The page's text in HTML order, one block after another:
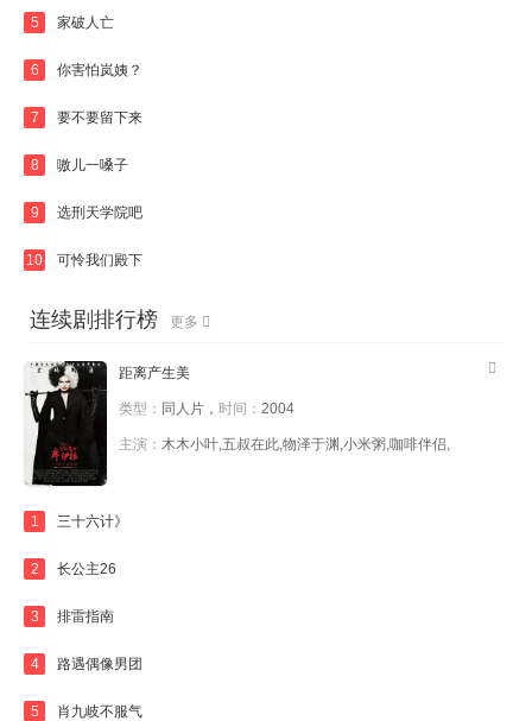
5 家破人亡
6 你害怕岚姨？
7 要不要留下来
8 嗷儿一嗓子
9 选刑天学院吧
10 可怜我们殿下
连续剧排行榜 更多
距离产生美
类型： 同人片， 时间： 2004
主演： 木木小叶,五叔在此,物泽于渊,小米粥,咖啡伴侣,
1 三十六计》
2 长公主26
3 排雷指南
4 路遇偶像男团
5 肖九岐不服气